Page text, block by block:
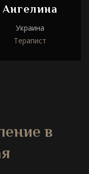
Ангелина
Украина
Терапист
в